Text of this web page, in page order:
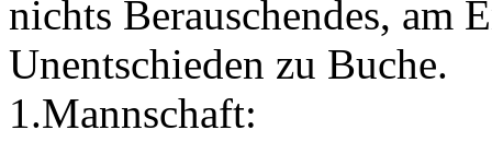
nichts Berauschendes, am
Unentschieden zu Buche.
1.Mannschaft: